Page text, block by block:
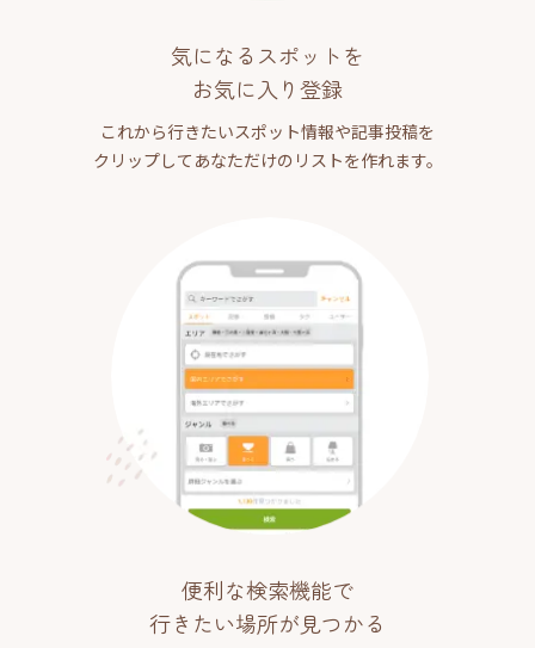
気になるスポットを
お気に入り登録
これから行きたいスポット情報や記事投稿を
クリップしてあなただけのリストを作れます。
便利な検索機能で
行きたい場所が見つかる